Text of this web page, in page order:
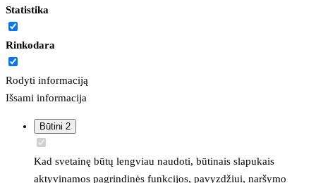
Statistika
Rinkodara
Rodyti informaciją
Išsami informacija
Būtini 2
Kad svetainę būtų lengviau naudoti, būtinais slapukais
aktyvinamos pagrindinės funkcijos, pavyzdžiui, naršymo